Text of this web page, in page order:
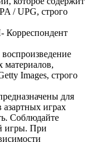
/ UPG, строго
Корреспондент
материалов,
Images, строго
для
азартных играх
Соблюдайте
игры. При